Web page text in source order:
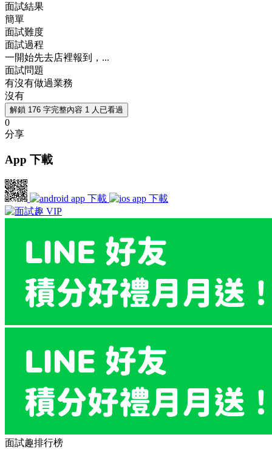
面試結果
簡單
面試難度
面試過程
一開始先去店裡報到，...
面試問題
有沒有做過業務
沒有
解鎖 176 字完整內容 1 人已看過
0
分享
App 下載
面試趣排行榜